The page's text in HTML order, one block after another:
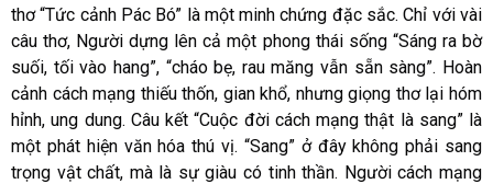
thơ “Tức cảnh Pác Bó” là một minh chứng đặc sắc. Chỉ với vài
câu thơ, Người dựng lên cả một phong thái sống “Sáng ra bờ
suối, tối vào hang”, “cháo bẹ, rau măng vẫn sẵn sàng”. Hoàn
cảnh cách mạng thiếu thốn, gian khổ, nhưng giọng thơ lại hóm
hỉnh, ung dung. Câu kết “Cuộc đời cách mạng thật là sang” là
một phát hiện văn hóa thú vị. “Sang” ở đây không phải sang
trọng vật chất, mà là sự giàu có tinh thần. Người cách mạng